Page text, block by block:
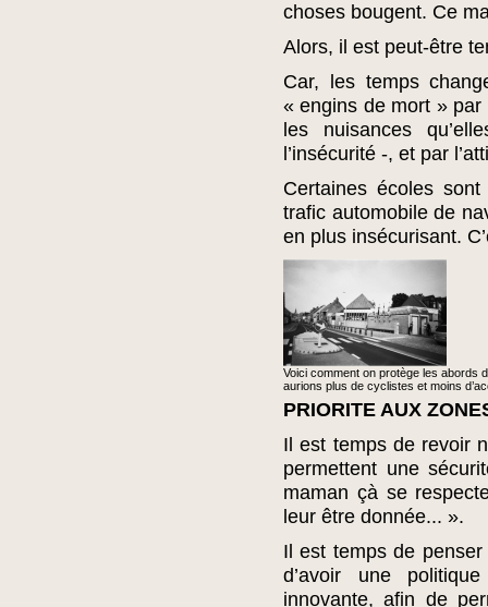
choses bougent. Ce
Alors, il est peut-être
Car, les temps
« engins de mort »
les nuisances
l’insécurité -, et par
Certaines écoles
trafic automobile de
en plus insécurisant.
Voici comment on protège les abords
aurions plus de cyclistes et moins
PRIORITE AUX
Il est temps de revoir
permettent une
maman çà se
leur être donnée... ».
Il est temps de
d’avoir une
innovante, afin de